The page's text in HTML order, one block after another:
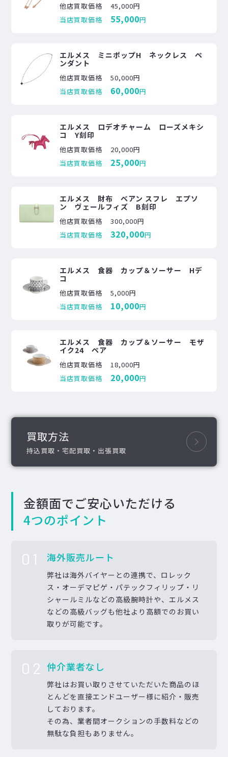
他店買取価格
45,000円
当店買取価格
55,000円
エルメス ミニポップH ネックレス ペ
ンダント
他店買取価格
50,000円
当店買取価格
60,000円
エルメス ロデオチャーム ローズメキシ
コ Y刻印
他店買取価格
20,000円
当店買取価格
25,000円
エルメス 財布 ベアン スフレ エプソ
ン ヴェールフィズ B刻印
他店買取価格
300,000円
当店買取価格
320,000円
エルメス 食器 カップ＆ソーサー Hデ
コ
他店買取価格
5,000円
当店買取価格
10,000円
エルメス 食器 カップ＆ソーサー モザ
イク24 ペア
他店買取価格
18,000円
当店買取価格
20,000円
買取方法
持込買取・宅配買取・出張買取
金額面でご安心いただける
4つのポイント
01 海外販売ルート
弊社は海外バイヤーとの連携で、ロレック
ス・オーデマピゲ・パテックフィリップ・リ
シャールミルなどの高級腕時計や、エルメス
などの高級バッグも他社より高額でのお買い
取りが可能です。
02 仲介業者なし
弊社はお買い取りさせていただいた商品のほ
とんどを直接エンドユーザー様に紹介・販売
しております。
その為、業者間オークションの手数料などの
無駄な負担もありません。